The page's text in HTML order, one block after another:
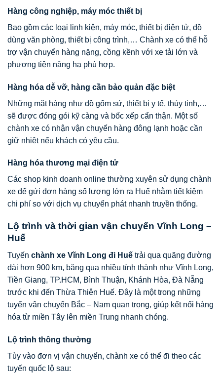
Hàng công nghiệp, máy móc thiết bị
Bao gồm các loại linh kiện, máy móc, thiết bị điện tử, đồ
dùng văn phòng, thiết bị công trình,… Chành xe có thể hỗ
trợ vận chuyển hàng nặng, cồng kềnh với xe tải lớn và
phương tiện nâng hạ phù hợp.
Hàng hóa dễ vỡ, hàng cần bảo quản đặc biệt
Những mặt hàng như đồ gốm sứ, thiết bị y tế, thủy tinh,…
sẽ được đóng gói kỹ càng và bốc xếp cẩn thận. Một số
chành xe có nhận vận chuyển hàng đông lạnh hoặc cần
giữ nhiệt nếu khách có yêu cầu.
Hàng hóa thương mại điện tử
Các shop kinh doanh online thường xuyên sử dụng chành
xe để gửi đơn hàng số lượng lớn ra Huế nhằm tiết kiệm
chi phí so với dịch vụ chuyển phát nhanh truyền thống.
Lộ trình và thời gian vận chuyển Vĩnh Long –
Huế
Tuyến chành xe Vĩnh Long đi Huế trải qua quãng đường
dài hơn 900 km, băng qua nhiều tỉnh thành như Vĩnh Long,
Tiền Giang, TP.HCM, Bình Thuận, Khánh Hòa, Đà Nẵng
trước khi đến Thừa Thiên Huế. Đây là một trong những
tuyến vận chuyển Bắc – Nam quan trọng, giúp kết nối hàng
hóa từ miền Tây lên miền Trung nhanh chóng.
Lộ trình thông thường
Tùy vào đơn vị vận chuyển, chành xe có thể đi theo các
tuyến quốc lộ sau: